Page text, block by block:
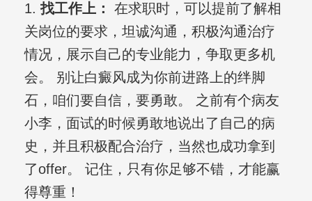
1. 找工作上：
在求职时，可以提前了解相
关岗位的要求，坦诚沟通，积极沟通治疗
情况，展示自己的专业能力，争取更多机
会。 别让白癜风成为你前进路上的绊脚
石，咱们要自信，要勇敢。 之前有个病友
小李，面试的时候勇敢地说出了自己的病
史，并且积极配合治疗，当然也成功拿到
了offer。 记住，只有你足够不错，才能赢
得尊重！